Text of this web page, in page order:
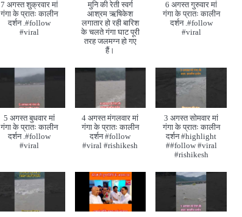
7 अगस्त शुक्रवार मां
गंगा के प्रातः कालीन
दर्शन .#follow
#viral
मुनि की रेती स्वर्ग
आश्रम ऋषिकेश
लगातार हो रही बारिश
के चलते गंगा घाट पूरी
तरह जलमग्न हो गए
हैं।
6 अगस्त गुरुवार मां
गंगा के प्रातः कालीन
दर्शन .#follow
#viral
5 अगस्त बुधवार मां
गंगा के प्रातः कालीन
दर्शन .#follow
#viral
4 अगस्त मंगलवार मां
गंगा के प्रातः कालीन
दर्शन #follow
#viral #rishikesh
3 अगस्त सोमवार मां
गंगा के प्रातः कालीन
दर्शन #highlight
##follow #viral
#rishikesh